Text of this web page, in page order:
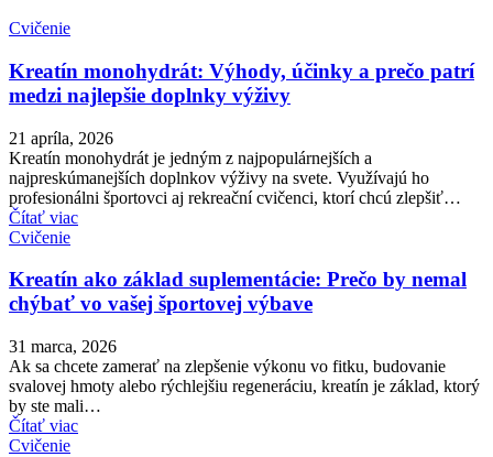
Cvičenie
Kreatín monohydrát: Výhody, účinky a prečo patrí
medzi najlepšie doplnky výživy
21 apríla, 2026
Kreatín monohydrát je jedným z najpopulárnejších a
najpreskúmanejších doplnkov výživy na svete. Využívajú ho
profesionálni športovci aj rekreační cvičenci, ktorí chcú zlepšiť…
Čítať viac
Cvičenie
Kreatín ako základ suplementácie: Prečo by nemal
chýbať vo vašej športovej výbave
31 marca, 2026
Ak sa chcete zamerať na zlepšenie výkonu vo fitku, budovanie
svalovej hmoty alebo rýchlejšiu regeneráciu, kreatín je základ, ktorý
by ste mali…
Čítať viac
Cvičenie